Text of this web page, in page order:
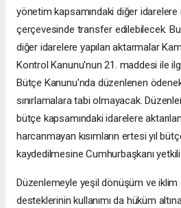
yönetim kapsamındaki diğer
çerçevesinde transfer edilebilecek.
diğer idarelere yapılan aktarmalar
Kontrol Kanunu'nun 21. maddesi ile
Bütçe Kanunu'nda düzenlenen
sınırlamalara tabi olmayacak.
bütçe kapsamındaki idarelere
harcanmayan kısımların ertesi yıl
kaydedilmesine Cumhurbaşkanı
Düzenlemeyle yeşil dönüşüm ve
desteklerinin kullanımı da hüküm altına